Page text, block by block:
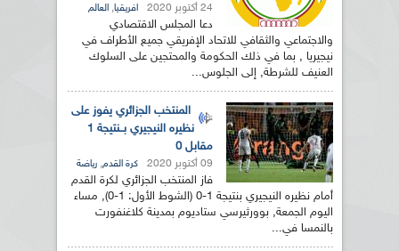
24 أكتوبر 2020 افريقيا, العالم
دعا المجلس الاقتصادي
والاجتماعي والثقافي للاتحاد الإفريقي جميع الأطراف في
نيجيريا , بما في ذلك الحكومة والمحتجين على السلوك
العنيف للشرطة, إلى الجلوس...
المنتخب الجزائري يفوز على
نظيره النيجيري بــنتيجة 1
مقابل 0
09 أكتوبر 2020 كرة القدم, رياضة
فاز المنتخب الجزائري لكرة القدم
أمام نظيره النيجيري بنتيجة 1-0 (الشوط الأول: 1-0), مساء
اليوم الجمعة, بوورثيرسي ستاديوم بمدينة كلاغنفورت
بالنمسا في...